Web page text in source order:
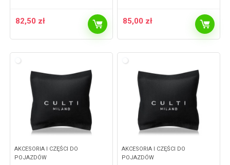
82,50 zł 85,00 zł
AKCESORIA I CZĘŚCI DO
POJAZDÓW
AKCESORIA I CZĘŚCI DO
POJAZDÓW